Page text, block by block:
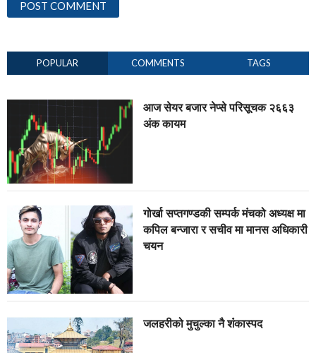
POPULAR COMMENTS TAGS
आज सेयर बजार नेप्से परिसूचक २६६३
अंक कायम
गोर्खा सप्तगण्डकी सम्पर्क मंचको अध्यक्ष मा
कपिल बन्जारा र सचीव मा मानस अधिकारी
चयन
जलहरीको मुचुल्का नै शंंकास्पद